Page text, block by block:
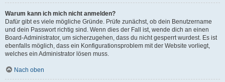
Warum kann ich mich nicht anmelden?
Dafür gibt es viele mögliche Gründe. Prüfe zunächst, ob dein Benutzername
und dein Passwort richtig sind. Wenn dies der Fall ist, wende dich an einen
Board-Administrator, um sicherzugehen, dass du nicht gesperrt wurdest. Es ist
ebenfalls möglich, dass ein Konfigurationsproblem mit der Website vorliegt,
welches ein Administrator lösen muss.
Nach oben